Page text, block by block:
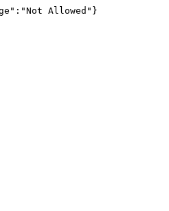
Allowed"}